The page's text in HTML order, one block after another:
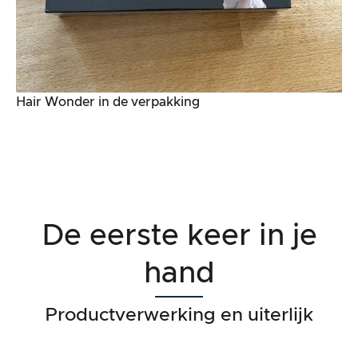
Hair Wonder in de verpakking
De eerste keer in je
hand
Productverwerking en uiterlijk